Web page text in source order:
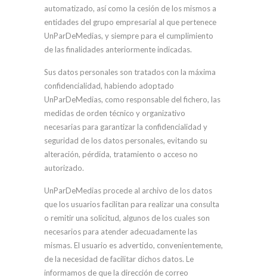
automatizado, así como la cesión de los mismos a
entidades del grupo empresarial al que pertenece
UnParDeMedias, y siempre para el cumplimiento
de las finalidades anteriormente indicadas.
Sus datos personales son tratados con la máxima
confidencialidad, habiendo adoptado
UnParDeMedias, como responsable del fichero, las
medidas de orden técnico y organizativo
necesarias para garantizar la confidencialidad y
seguridad de los datos personales, evitando su
alteración, pérdida, tratamiento o acceso no
autorizado.
UnParDeMedias procede al archivo de los datos
que los usuarios facilitan para realizar una consulta
o remitir una solicitud, algunos de los cuales son
necesarios para atender adecuadamente las
mismas. El usuario es advertido, convenientemente,
de la necesidad de facilitar dichos datos. Le
informamos de que la dirección de correo